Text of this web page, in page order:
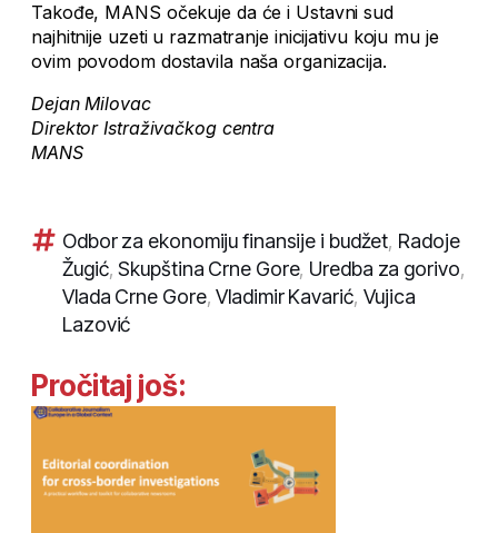
Takođe, MANS očekuje da će i Ustavni sud
najhitnije uzeti u razmatranje inicijativu koju mu je
ovim povodom dostavila naša organizacija.
Dejan Milovac
Direktor Istraživačkog centra
MANS
Odbor za ekonomiju finansije i budžet, Radoje
Žugić,Skupština Crne Gore, Uredba za gorivo,
Vlada Crne Gore,Vladimir Kavarić, Vujica
Lazović
Pročitaj još: